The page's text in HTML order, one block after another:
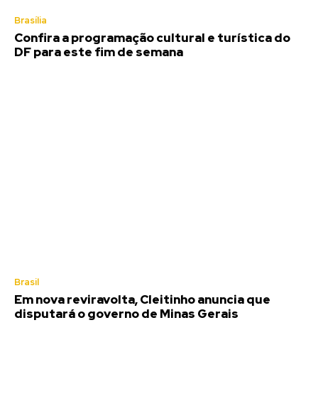
Brasília
Confira a programação cultural e turística do
DF para este fim de semana
Brasil
Em nova reviravolta, Cleitinho anuncia que
disputará o governo de Minas Gerais